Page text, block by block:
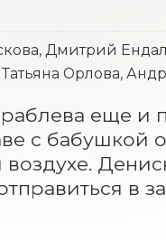
Дмитрий
Орлова,
еще и
с бабушкой
в